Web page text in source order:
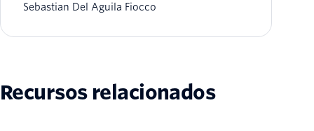
Sebastian Del Aguila Fiocco
Recursos relacionados